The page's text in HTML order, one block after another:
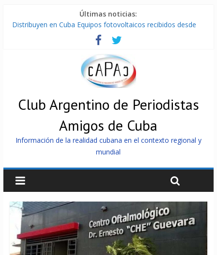
Últimas noticias:
Distribuyen en Cuba Equipos fotovoltaicos recibidos desde
La ONU condena medidas de EE.UU contra Cuba
Cuba alerta sobre doctrina militar de dominación de EEUU
Nuevas sanciones de EEUU contra Cuba apuntan a la
cooperación militar con Rusia y China
Brutal represión contra los que marchan para que no se
venda la patria
Club Argentino de Periodistas
Amigos de Cuba
Información de la realidad cubana en el contexto regional y
mundial